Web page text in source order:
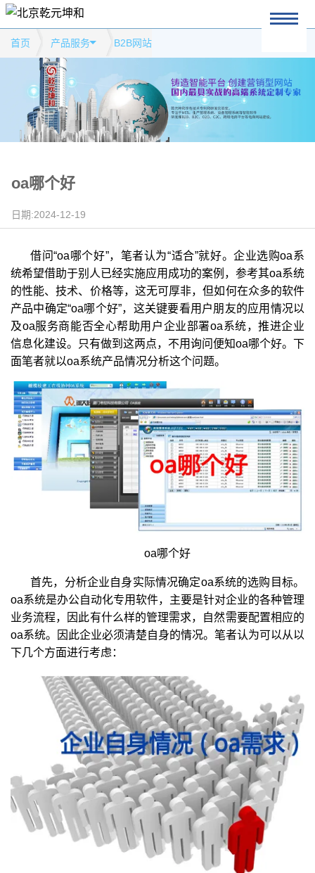
首页 产品服务 B2B网站
oa哪个好
日期:2024-12-19
借问“oa哪个好”，笔者认为“适合”就好。企业选购oa系
统希望借助于别人已经实施应用成功的案例，参考其oa系统
的性能、技术、价格等，这无可厚非，但如何在众多的软件
产品中确定“oa哪个好”，这关键要看用户朋友的应用情况以
及oa服务商能否全心帮助用户企业部署oa系统，推进企业
信息化建设。只有做到这两点，不用询问便知oa哪个好。下
面笔者就以oa系统产品情况分析这个问题。
oa哪个好
首先，分析企业自身实际情况确定oa系统的选购目标。
oa系统是办公自动化专用软件，主要是针对企业的各种管理
业务流程，因此有什么样的管理需求，自然需要配置相应的
oa系统。因此企业必须清楚自身的情况。笔者认为可以从以
下几个方面进行考虑：